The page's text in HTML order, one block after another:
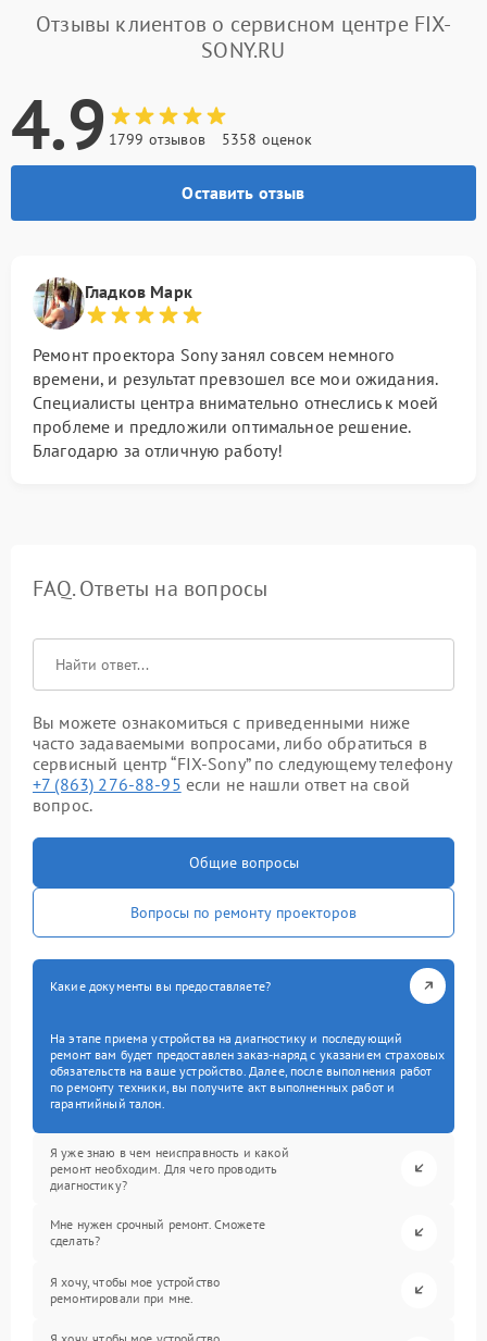
Отзывы клиентов о сервисном центре FIX-
SONY.RU
4.9 1799 отзывов 5358 оценок
Оставить отзыв
Гладков Марк
Ремонт проектора Sony занял совсем немного
времени, и результат превзошел все мои ожидания.
Специалисты центра внимательно отнеслись к моей
проблеме и предложили оптимальное решение.
Благодарю за отличную работу!
FAQ. Ответы на вопросы
Вы можете ознакомиться с приведенными ниже
часто задаваемыми вопросами, либо обратиться в
сервисный центр “FIX-Sony” по следующему телефону
+7 (863) 276-88-95 если не нашли ответ на свой
вопрос.
Общие вопросы
Вопросы по ремонту проекторов
Какие документы вы предоставляете?
На этапе приема устройства на диагностику и последующий
ремонт вам будет предоставлен заказ-наряд с указанием страховых
обязательств на ваше устройство. Далее, после выполнения работ
по ремонту техники, вы получите акт выполненных работ и
гарантийный талон.
Я уже знаю в чем неисправность и какой
ремонт необходим. Для чего проводить
диагностику?
Мне нужен срочный ремонт. Сможете
сделать?
Я хочу, чтобы мое устройство
ремонтировали при мне.